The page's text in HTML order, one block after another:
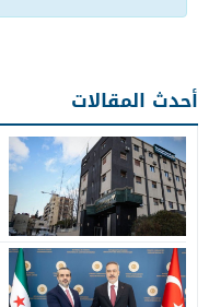
أحدث المقالات